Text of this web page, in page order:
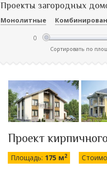
Проекты загородных
Монолитные
Сортировать по
Проект
Площадь: 175 м2